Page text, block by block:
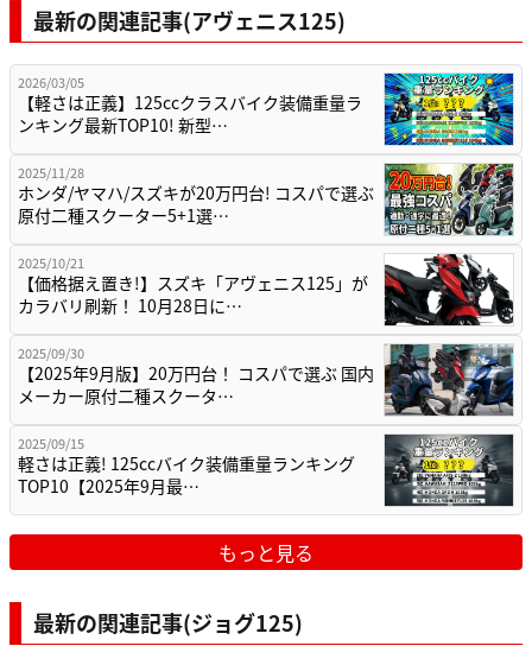
最新の関連記事(アヴェニス125)
2026/03/05
【軽さは正義】125ccクラスバイク装備重量ラ
ンキング最新TOP10! 新型…
2025/11/28
ホンダ/ヤマハ/スズキが20万円台! コスパで選ぶ
原付二種スクーター5+1選…
2025/10/21
【価格据え置き!】スズキ「アヴェニス125」が
カラバリ刷新！ 10月28日に…
2025/09/30
【2025年9月版】20万円台！ コスパで選ぶ 国内
メーカー原付二種スクータ…
2025/09/15
軽さは正義! 125ccバイク装備重量ランキング
TOP10【2025年9月最…
もっと見る
最新の関連記事(ジョグ125)